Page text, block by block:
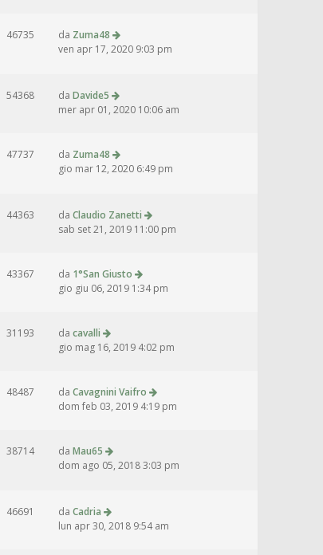
46735 da Zuma48
ven apr 17, 2020 9:03 pm
54368 da Davide5
mer apr 01, 2020 10:06 am
47737 da Zuma48
gio mar 12, 2020 6:49 pm
44363 da Claudio Zanetti
sab set 21, 2019 11:00 pm
43367 da 1°San Giusto
gio giu 06, 2019 1:34 pm
31193 da cavalli
gio mag 16, 2019 4:02 pm
48487 da Cavagnini Vaifro
dom feb 03, 2019 4:19 pm
38714 da Mau65
dom ago 05, 2018 3:03 pm
46691 da Cadria
lun apr 30, 2018 9:54 am